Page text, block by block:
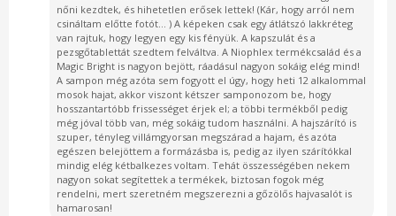
nőni kezdtek, és hihetetlen erősek lettek! (Kár, hogy arról nem
csináltam előtte fotót... ) A képeken csak egy átlátszó lakkréteg
van rajtuk, hogy legyen egy kis fényük. A kapszulát és a
pezsgőtablettát szedtem felváltva. A Niophlex termékcsalád és a
Magic Bright is nagyon bejött, ráadásul nagyon sokáig elég mind!
A sampon még azóta sem fogyott el úgy, hogy heti 12 alkalommal
mosok hajat, akkor viszont kétszer samponozom be, hogy
hosszantartóbb frissességet érjek el; a többi termékből pedig
még jóval több van, még sokáig tudom használni. A hajszárító is
szuper, tényleg villámgyorsan megszárad a hajam, és azóta
egészen belejöttem a formázásba is, pedig az ilyen szárítókkal
mindig elég kétbalkezes voltam. Tehát összességében nekem
nagyon sokat segítettek a termékek, biztosan fogok még
rendelni, mert szeretném megszerezni a gőzölős hajvasalót is
hamarosan!